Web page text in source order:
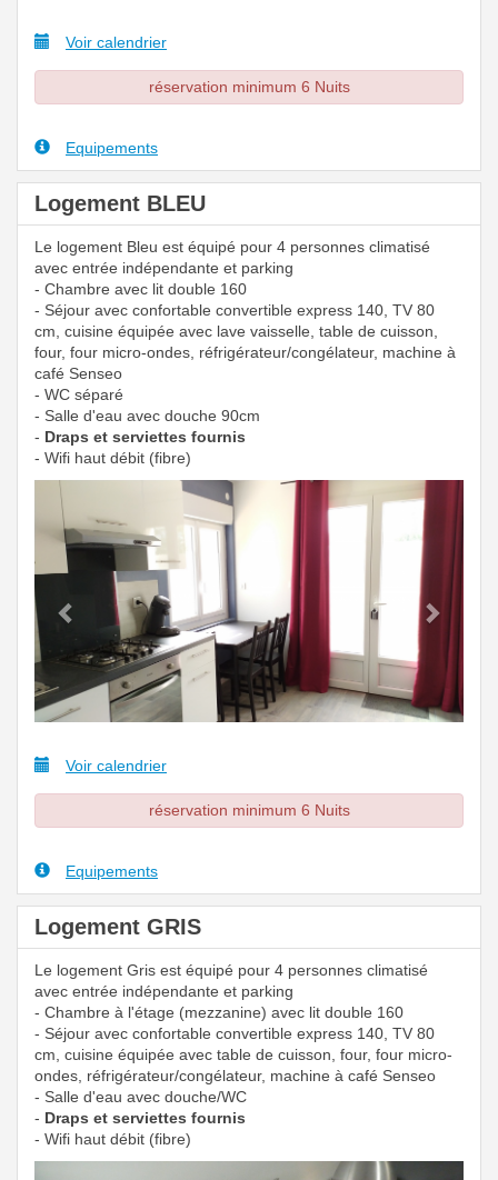
Voir calendrier
réservation minimum 6 Nuits
Equipements
Logement BLEU
Le logement Bleu est équipé pour 4 personnes climatisé
avec entrée indépendante et parking
- Chambre avec lit double 160
- Séjour avec confortable convertible express 140, TV 80
cm, cuisine équipée avec lave vaisselle, table de cuisson,
four, four micro-ondes, réfrigérateur/congélateur, machine à
café Senseo
- WC séparé
- Salle d'eau avec douche 90cm
- Draps et serviettes fournis
- Wifi haut débit (fibre)
Voir calendrier
réservation minimum 6 Nuits
Equipements
Logement GRIS
Le logement Gris est équipé pour 4 personnes climatisé
avec entrée indépendante et parking
- Chambre à l'étage (mezzanine) avec lit double 160
- Séjour avec confortable convertible express 140, TV 80
cm, cuisine équipée avec table de cuisson, four, four micro-
ondes, réfrigérateur/congélateur, machine à café Senseo
- Salle d'eau avec douche/WC
- Draps et serviettes fournis
- Wifi haut débit (fibre)